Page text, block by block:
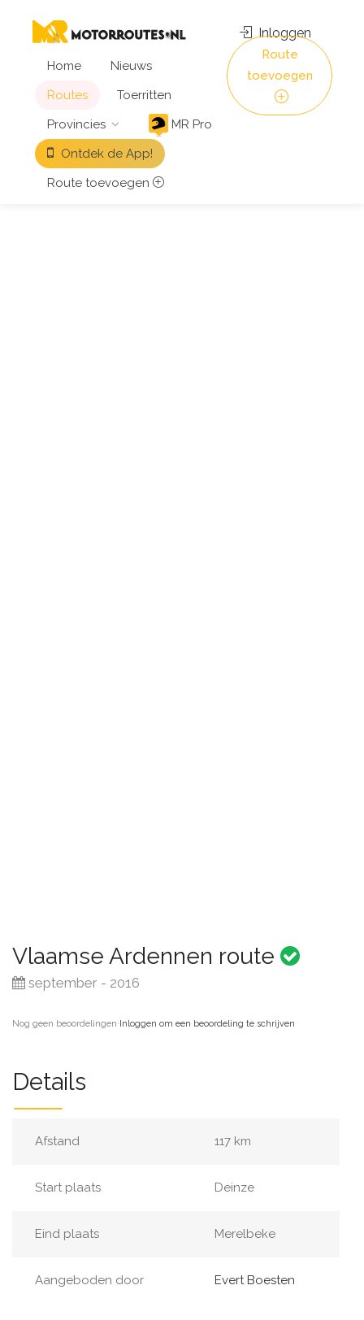
Home
Nieuws
Routes
Toerritten
Provincies
MR Pro
Ontdek de App!
Route toevoegen
Inloggen
Route
toevoegen
Vlaamse Ardennen route
september - 2016
Nog geen beoordelingen·Inloggen om een beoordeling te schrijven
Details
Afstand 117 km
Start plaats Deinze
Eind plaats Merelbeke
Aangeboden door Evert Boesten